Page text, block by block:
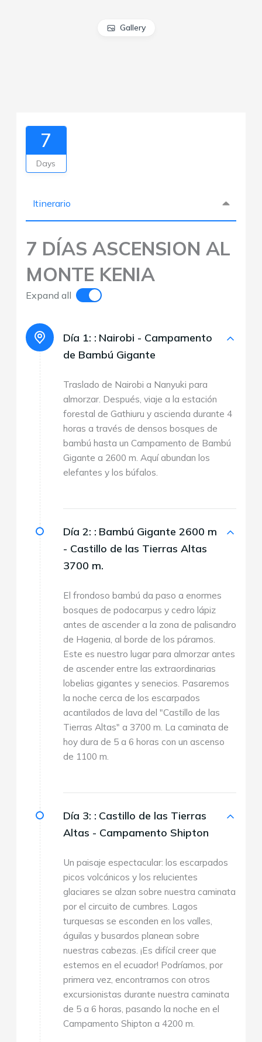
Gallery
7
Days
Itinerario
7 DÍAS ASCENSION AL
MONTE KENIA
Expand all
Día 1: : Nairobi - Campamento
de Bambú Gigante
Traslado de Nairobi a Nanyuki para
almorzar. Después, viaje a la estación
forestal de Gathiuru y ascienda durante 4
horas a través de densos bosques de
bambú hasta un Campamento de Bambú
Gigante a 2600 m. Aquí abundan los
elefantes y los búfalos.
Día 2: : Bambú Gigante 2600 m
- Castillo de las Tierras Altas
3700 m.
El frondoso bambú da paso a enormes
bosques de podocarpus y cedro lápiz
antes de ascender a la zona de palisandro
de Hagenia, al borde de los páramos.
Este es nuestro lugar para almorzar antes
de ascender entre las extraordinarias
lobelias gigantes y senecios. Pasaremos
la noche cerca de los escarpados
acantilados de lava del "Castillo de las
Tierras Altas" a 3700 m. La caminata de
hoy dura de 5 a 6 horas con un ascenso
de 1100 m.
Día 3: : Castillo de las Tierras
Altas - Campamento Shipton
Un paisaje espectacular: los escarpados
picos volcánicos y los relucientes
glaciares se alzan sobre nuestra caminata
por el circuito de cumbres. Lagos
turquesas se esconden en los valles,
águilas y busardos planean sobre
nuestras cabezas. ¡Es difícil creer que
estemos en el ecuador! Podríamos, por
primera vez, encontrarnos con otros
excursionistas durante nuestra caminata
de 5 a 6 horas, pasando la noche en el
Campamento Shipton a 4200 m.